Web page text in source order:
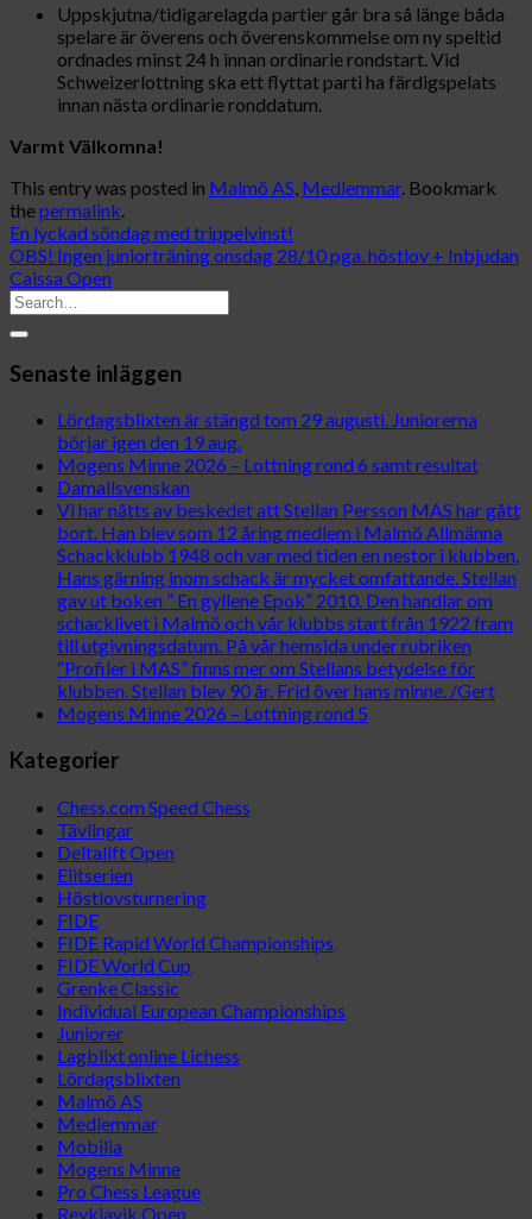
Uppskjutna/tidigarelagda partier går bra så länge båda
spelare är överens och överenskommelse om ny speltid
ordnades minst 24 h innan ordinarie rondstart. Vid
Schweizerlottning ska ett flyttat parti ha färdigspelats
innan nästa ordinarie ronddatum.
Varmt Välkomna!
This entry was posted in Malmö AS, Medlemmar. Bookmark
thepermalink.
En lyckad söndag med trippelvinst!
OBS! Ingen juniorträning onsdag 28/10 pga. höstlov + Inbjudan
Caissa Open
Senaste inläggen
Lördagsblixten är stängd tom 29 augusti. Juniorerna
börjar igen den 19 aug.
Mogens Minne 2026 – Lottning rond 6 samt resultat
Damallsvenskan
Vi har nåtts av beskedet att Stellan Persson MAS har gått
bort. Han blev som 12 åring medlem i Malmö Allmänna
Schackklubb 1948 och var med tiden en nestor i klubben.
Hans gärning inom schack är mycket omfattande. Stellan
gav ut boken ” En gyllene Epok” 2010. Den handlar om
schacklivet i Malmö och vår klubbs start från 1922 fram
till utgivningsdatum. På vår hemsida under rubriken
“Profiler i MAS” finns mer om Stellans betydelse för
klubben. Stellan blev 90 år. Frid över hans minne. /Gert
Mogens Minne 2026 – Lottning rond 5
Kategorier
Chess.com Speed Chess
Tävlingar
Deltalift Open
Elitserien
Höstlovsturnering
FIDE
FIDE Rapid World Championships
FIDE World Cup
Grenke Classic
Individual European Championships
Juniorer
Lagblixt online Lichess
Lördagsblixten
Malmö AS
Medlemmar
Mobilia
Mogens Minne
Pro Chess League
Reykjavik Open